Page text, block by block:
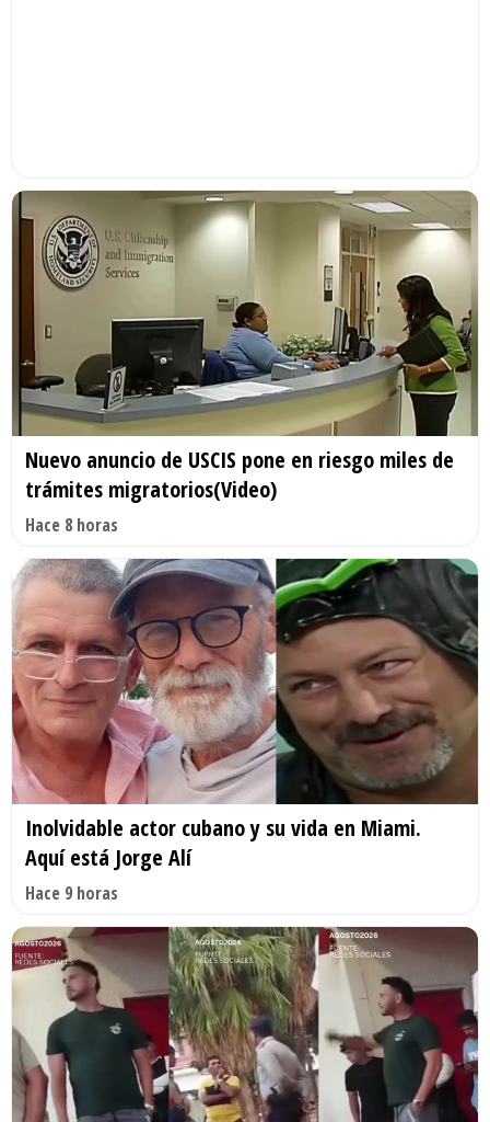
Nuevo anuncio de USCIS pone en riesgo miles de
trámites migratorios(Video)
Hace 8 horas
Inolvidable actor cubano y su vida en Miami.
Aquí está Jorge Alí
Hace 9 horas